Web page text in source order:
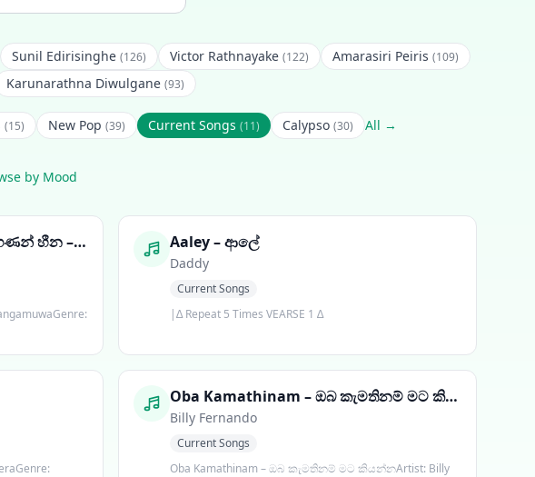
Sunil Edirisinghe (126) Victor Rathnayake (122) Amarasiri Peiris (109)
Karunarathna Diwulgane (93)
(15) New Pop (39) Current Songs (11) Calypso (30) All →
by Mood
Dahas Ganan Heena – දහස් ගණන් හීන – (Kotipathiyo) Aaley – ආලේ
Daddy
Current Songs
|∆ Repeat 5 Times VEARSE 1 ∆
Oba Kamathinam – ඔබ කැමතිනම් මට කියන්න
Billy Fernando
Current Songs
Oba Kamathinam – ඔබ කැමතිනම් මට කියන්නArtist: Billy